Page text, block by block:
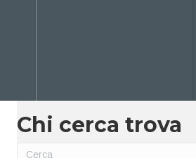
Chi cerca trova